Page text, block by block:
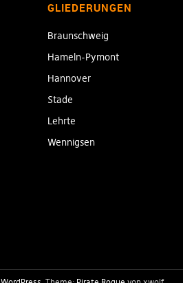
GLIEDERUNGEN
Braunschweig
Hameln-Pymont
Hannover
Stade
Lehrte
Wennigsen